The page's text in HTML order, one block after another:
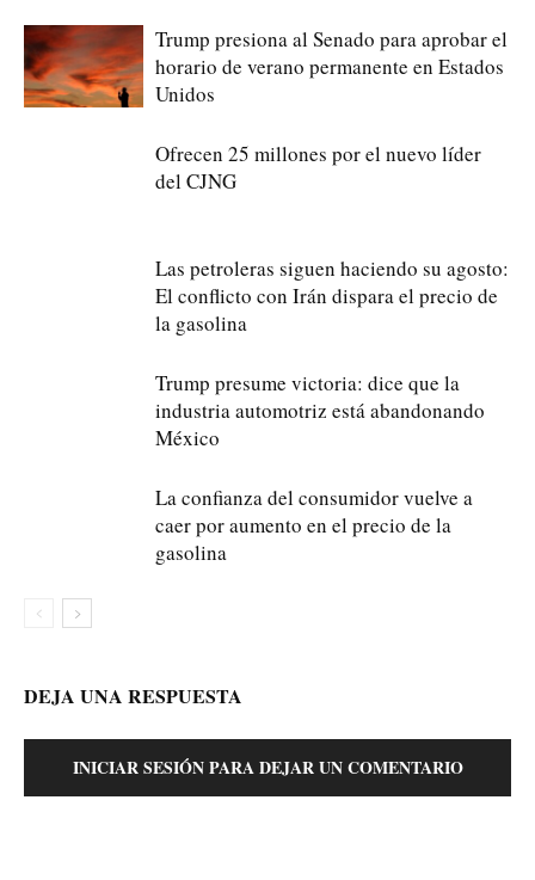
Trump presiona al Senado para aprobar el
horario de verano permanente en Estados
Unidos
Ofrecen 25 millones por el nuevo líder
del CJNG
Las petroleras siguen haciendo su agosto:
El conflicto con Irán dispara el precio de
la gasolina
Trump presume victoria: dice que la
industria automotriz está abandonando
México
La confianza del consumidor vuelve a
caer por aumento en el precio de la
gasolina
DEJA UNA RESPUESTA
INICIAR SESIÓN PARA DEJAR UN COMENTARIO